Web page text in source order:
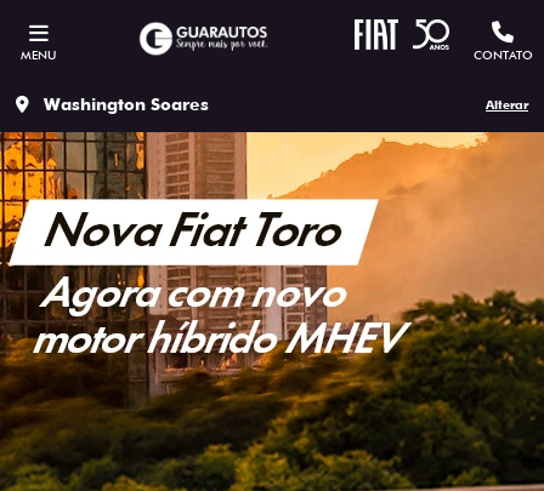
MENU CONTATO
Washington Soares Alterar